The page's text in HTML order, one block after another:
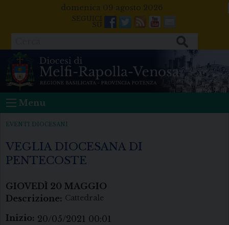
domenica 09 agosto 2026
Facebook
Twitter
FeedsYoutube
Mail
Menu
EVENTI DIOCESANI
VEGLIA DIOCESANA DI
PENTECOSTE
GIOVEDÌ 20 MAGGIO
Descrizione: Cattedrale
Inizio: 20/05/2021 00:01